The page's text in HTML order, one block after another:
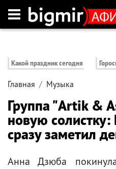
Какой праздник сегодня
Главная Музыка
Группа "Artik &
новую солистку:
сразу заметил
Анна Дзюба